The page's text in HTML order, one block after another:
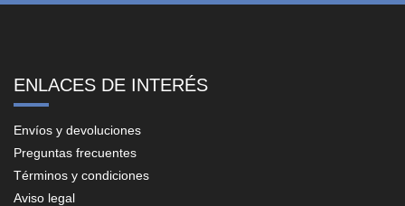
ENLACES DE INTERÉS
Envíos y devoluciones
Preguntas frecuentes
Términos y condiciones
Aviso legal